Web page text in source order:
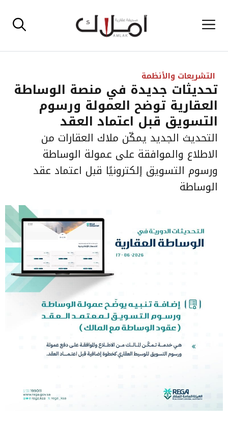
إلى القائمة
التشريعات والأنظمة
تحديثات جديدة في منصة الوساطة
العقارية توضح العمولة ورسوم
التسويق قبل اعتماد العقد
التحديث الجديد يمكّن ملاك العقارات من
الاطلاع والموافقة على عمولة الوساطة
ورسوم التسويق إلكترونيًا قبل اعتماد عقد
الوساطة